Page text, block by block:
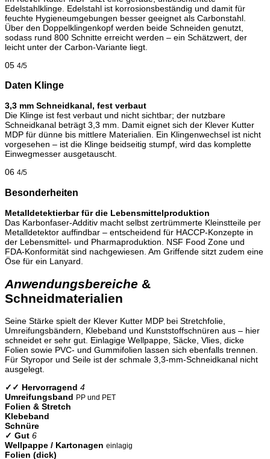
Edelstahlklinge. Edelstahl ist korrosionsbeständig und damit für
feuchte Hygieneumgebungen besser geeignet als Carbonstahl.
Über den Doppelklingenkopf werden beide Schneiden genutzt,
sodass rund 800 Schnitte erreicht werden – ein Schätzwert, der
leicht unter der Carbon-Variante liegt.
05 4/5
Daten Klinge
3,3 mm Schneidkanal, fest verbaut
Die Klinge ist fest verbaut und nicht sichtbar; der nutzbare
Schneidkanal beträgt 3,3 mm. Damit eignet sich der Klever Kutter
MDP für dünne bis mittlere Materialien. Ein Klingenwechsel ist nicht
vorgesehen – ist die Klinge beidseitig stumpf, wird das komplette
Einwegmesser ausgetauscht.
06 4/5
Besonderheiten
Metalldetektierbar für die Lebensmittelproduktion
Das Karbonfaser-Additiv macht selbst zertrümmerte Kleinstteile per
Metalldetektor auffindbar – entscheidend für HACCP-Konzepte in
der Lebensmittel- und Pharmaproduktion. NSF Food Zone und
FDA-Konformität sind nachgewiesen. Am Griffende sitzt zudem eine
Öse für ein Lanyard.
Anwendungsbereiche &
Schneidmaterialien
Seine Stärke spielt der Klever Kutter MDP bei Stretchfolie,
Umreifungsbändern, Klebeband und Kunststoffschnüren aus – hier
schneidet er sehr gut. Einlagige Wellpappe, Säcke, Vlies, dicke
Folien sowie PVC- und Gummifolien lassen sich ebenfalls trennen.
Für Styropor und Seile ist der schmale 3,3-mm-Schneidkanal nicht
ausgelegt.
✓✓ Hervorragend 4
Umreifungsband PP und PET
Folien & Stretch
Klebeband
Schnüre
✓ Gut 6
Wellpappe / Kartonagen einlagig
Folien (dick)